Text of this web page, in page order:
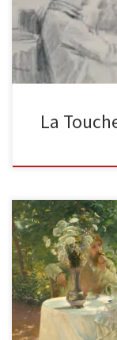
La
Les phlox huile sur
https://
à la découverte